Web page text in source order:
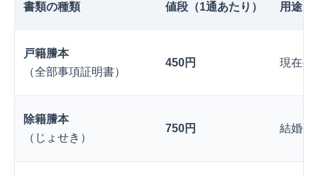
書類の種類 値段（1通あたり） 用途
戸籍謄本
（全部事項証明書）
450円 現在生
除籍謄本
（じょせき）
750円 結婚や